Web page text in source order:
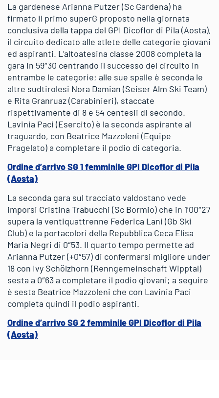
La gardenese Arianna Putzer (Sc Gardena) ha
firmato il primo superG proposto nella giornata
conclusiva della tappa del GPI Dicoflor di Pila (Aosta),
il circuito dedicato alle atlete delle categorie giovani
ed aspiranti. L’altoatesina classe 2008 completa la
gara in 59″30 centrando il successo del circuito in
entrambe le categorie; alle sue spalle è seconda le
altre sudtirolesi Nora Damian (Seiser Alm Ski Team)
e Rita Granruaz (Carabinieri), staccate
rispettivamente di 8 e 54 centesii di secondo.
Lavinia Paci (Esercito) è la seconda aspirante al
traguardo, con Beatrice Mazzoleni (Equipe
Pragelato) a completare il podio di categoria.
Ordine d’arrivo SG 1 femminile GPI Dicoflor di Pila
(Aosta)
La seconda gara sul tracciato valdostano vede
imporsi Cristina Trabucchi (Sc Bormio) che in 1’00″27
supera la ventiquattrenne Federica Lani (Gb Ski
Club) e la portacolori della Repubblica Ceca Elisa
Maria Negri di 0″53. Il quarto tempo permette ad
Arianna Putzer (+0″57) di confermarsi migliore under
18 con Ivy Schölzhorn (Renngemeinschaft Wipptal)
sesta a 0″63 a completare il podio giovani; a seguire
è sesta Beatrice Mazzoleni che con Lavinia Paci
completa quindi il podio aspiranti.
Ordine d’arrivo SG 2 femminile GPI Dicoflor di Pila
(Aosta)